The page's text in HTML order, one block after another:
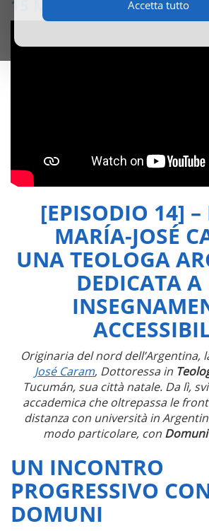
Accetta tutto
15 MAGGIO 2026
[EPISODIO 14] –
MARÍA-JOSÉ
UNA TEOLOGA
DEDICATA
Originaria del nord dell’Argentina,
José Caram, Dottoressa in
Tucumán, sua città natale. Da lì,
accademica che oltrepassa le
distanza con università in
modo particolare, con
UN INCONTRO
PROGRESSIVO
DOMUNI